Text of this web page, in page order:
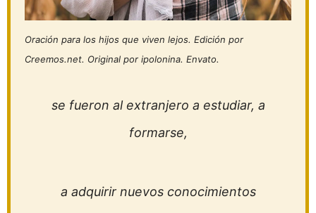
Oración para los hijos que viven lejos. Edición por
Creemos.net. Original por ipolonina. Envato.
se fueron al extranjero a estudiar, a
formarse,
a adquirir nuevos conocimientos